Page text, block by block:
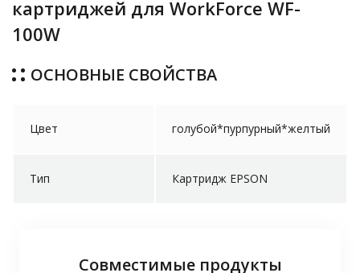
картриджей для WorkForce WF-
100W
ОСНОВНЫЕ СВОЙСТВА
Цвет голубой*пурпурный*желтый
Тип Картридж EPSON
Совместимые продукты